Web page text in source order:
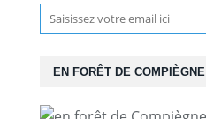
EN FORÊT DE COMPIÈGNE